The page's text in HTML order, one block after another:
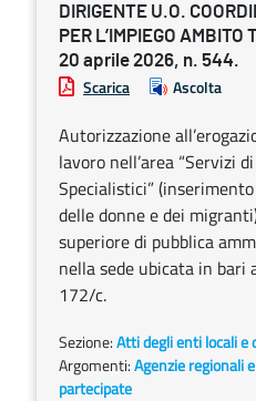
DIRIGENTE U.O.
PER L’IMPIEGO AMBITO
20 aprile 2026, n. 544.
Scarica Ascolta
Autorizzazione
lavoro nell’area “Servizi
Specialistici”
delle donne e dei
superiore di pubblica
nella sede ubicata in bari
172/c.
Sezione:Atti degli enti locali e
Argomenti:Agenzie regionali
partecipate